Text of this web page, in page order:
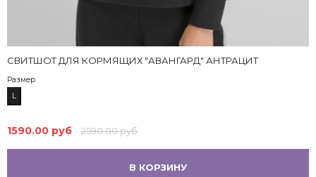
СВИТШОТ ДЛЯ КОРМЯЩИХ "АВАНГАРД" АНТРАЦИТ
Размер
L
1590.00 руб 2590.00 руб
В КОРЗИНУ